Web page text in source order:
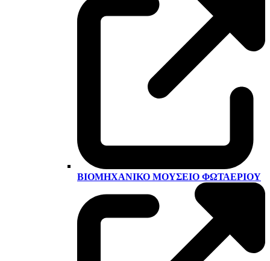
ΒΙΟΜΗΧΑΝΙΚΌ ΜΟΥΣΕΊΟ ΦΩΤΑΕΡΊΟΥ